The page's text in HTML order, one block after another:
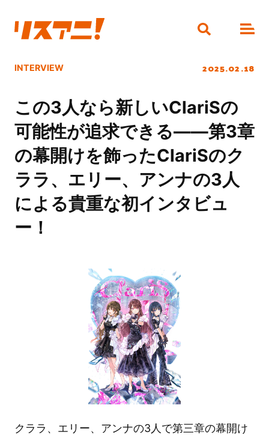
INTERVIEW 2025.02.18
この3人なら新しいClariSの
可能性が追求できる――第3章
の幕開けを飾ったClariSのク
ララ、エリー、アンナの3人
による貴重な初インタビュ
ー！
クララ、エリー、アンナの3人で第三章の幕開け